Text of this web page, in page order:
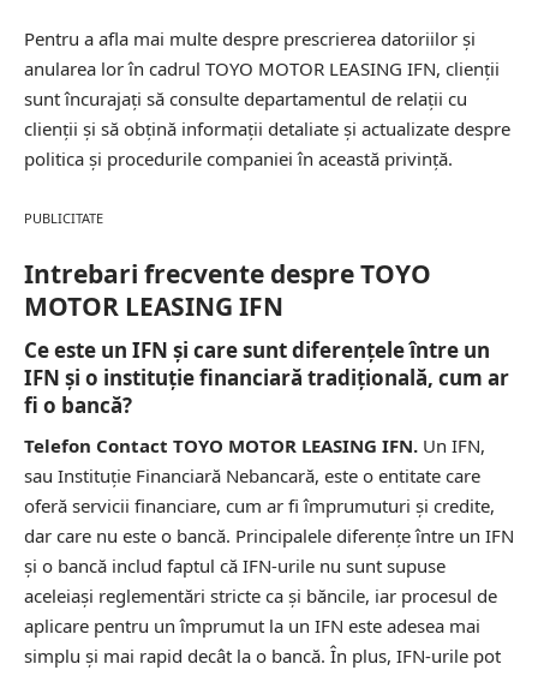
Pentru a afla mai multe despre prescrierea datoriilor și
anularea lor în cadrul TOYO MOTOR LEASING IFN, clienții
sunt încurajați să consulte departamentul de relații cu
clienții și să obțină informații detaliate și actualizate despre
politica și procedurile companiei în această privință.
PUBLICITATE
Intrebari frecvente despre TOYO
MOTOR LEASING IFN
Ce este un IFN și care sunt diferențele între un
IFN și o instituție financiară tradițională, cum ar
fi o bancă?
Telefon Contact TOYO MOTOR LEASING IFN. Un IFN,
sau Instituție Financiară Nebancară, este o entitate care
oferă servicii financiare, cum ar fi împrumuturi și credite,
dar care nu este o bancă. Principalele diferențe între un IFN
și o bancă includ faptul că IFN-urile nu sunt supuse
aceleiași reglementări stricte ca și băncile, iar procesul de
aplicare pentru un împrumut la un IFN este adesea mai
simplu și mai rapid decât la o bancă. În plus, IFN-urile pot